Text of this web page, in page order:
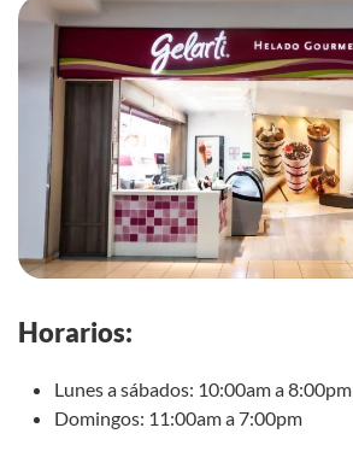
Horarios:
Lunes a sábados: 10:00am a 8:00pm
Domingos: 11:00am a 7:00pm